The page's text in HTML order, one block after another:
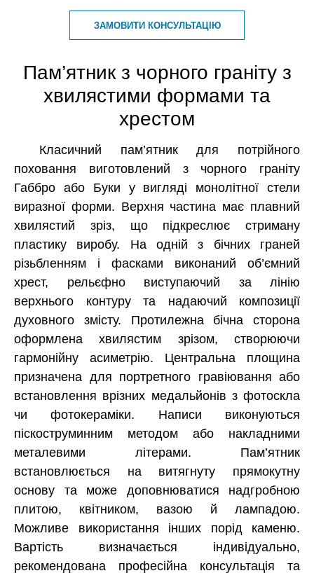
ЗАМОВИТИ КОНСУЛЬТАЦІЮ
Пам’ятник з чорного граніту з
хвилястими формами та
хрестом
Класичний пам’ятник для потрійного
поховання виготовлений з чорного граніту
Габбро або Буки у вигляді монолітної стели
виразної форми. Верхня частина має плавний
хвилястий зріз, що підкреслює стриману
пластику виробу. На одній з бічних граней
різьбленням і фасками виконаний об’ємний
хрест, рельєфно виступаючий за лінію
верхнього контуру та надаючий композиції
духовного змісту. Протилежна бічна сторона
оформлена хвилястим зрізом, створюючи
гармонійну асиметрію. Центральна площина
призначена для портретного гравіювання або
встановлення врізних медальйонів з фотоскла
чи фотокераміки. Написи виконуються
піскоструминним методом або накладними
металевими літерами. Пам’ятник
встановлюється на витягнуту прямокутну
основу та може доповнюватися надгробною
плитою, квітником, вазою й лампадою.
Можливе використання інших порід каменю.
Вартість визначається індивідуально,
рекомендована професійна консультація та